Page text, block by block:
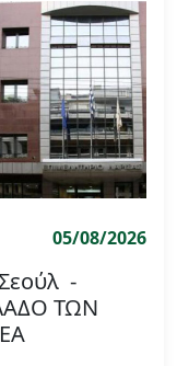
05/08/2026
-
ΤΩΝ